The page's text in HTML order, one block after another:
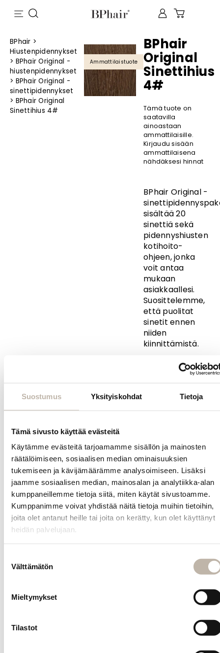
Suostumus Yksityiskohdat Tietoja
Tämä sivusto käyttää evästeitä
Käytämme evästeitä tarjoamamme sisällön ja mainosten
räätälöimiseen, sosiaalisen median ominaisuuksien
tukemiseen ja kävijämäärämme analysoimiseen. Lisäksi
jaamme sosiaalisen median, mainosalan ja analytiikka-alan
kumppaneillemme tietoja siitä, miten käytät sivustoamme.
Kumppanimme voivat yhdistää näitä tietoja muihin tietoihin,
joita olet antanut heille tai joita on kerätty, kun olet käyttänyt
heidän palvelujaan.
valinta
Välttämätön
Mieltymykset
Tilastot
BPhair >
Hiustenpidennykset
> BPhair Original -
hiustenpidennykset
> BPhair Original -
sinettipidennykset
> BPhair Original
Sinettihius 4#
Ammattilaistuote
BPhair
Original
Sinettihius
4#
Tämä tuote on
saatavilla
ainoastaan
ammattilaisille.
Kirjaudu sisään
ammattilaisena
nähdäksesi hinnat
BPhair Original -
sisältää 20
sinettiä sekä
pidennyshiusten
kotihoito-
ohjeen, jonka
voit antaa
mukaan
asiakkaallesi.
Suosittelemme,
että puolitat
sinetit ennen
niiden
kiinnittämistä.
BPhair Originalin
sävy 4# on
lämmin ruskea
ja vastaa noin 6
on saatavilla 9
luonnollista
sävyä.
Kysy
tuotteesta
INFO
Yhteystiedot
Tilauksen peruutus
Vastuullisuus